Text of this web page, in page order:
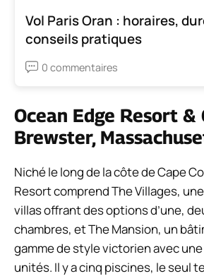
Vol Paris Oran : horaires,
conseils pratiques
0 commentaires
Ocean Edge Resort &
Brewster,
Niché le long de la côte de Cape
Resort comprend The Villages,
villas offrant des options d’une,
chambres, et The Mansion, un
gamme de style victorien avec
unités. Il y a cinq piscines, le seul